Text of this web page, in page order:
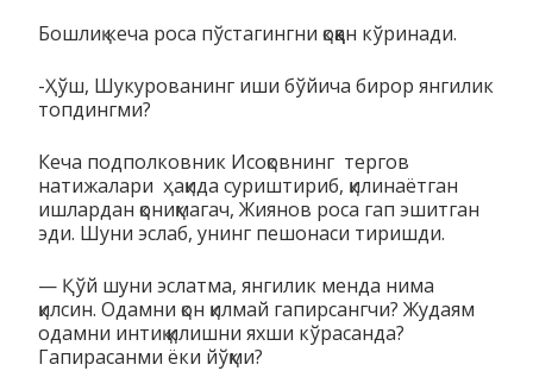
Бошлиқ кеча роса пўстагингни қоққан кўринади.
-Ҳўш, Шукурованинг иши бўйича бирор янгилик
топдингми?
Кеча подполковник Исоқовнинг тергов
натижалари ҳақида суриштириб, қилинаётган
ишлардан қониқмагач, Жиянов роса гап эшитган
эди. Шуни эслаб, унинг пешонаси тиришди.
— Қўй шуни эслатма, янгилик менда нима
қилсин. Одамни қон қилмай гапирсангчи? Жудаям
одамни интиқ қилишни яхши кўрасанда?
Гапирасанми ёки йўқми?